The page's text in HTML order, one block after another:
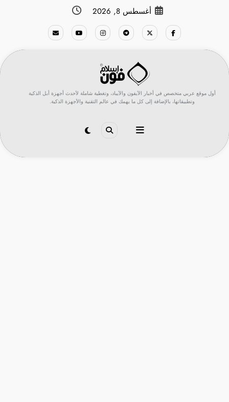
أغسطس 8, 2026
أول موقع عربي متخصص في أخبار الآيفون والآيباد، وتغطية شاملة لأحدث أجهزة أبل الذكية
وتطبيقاتها، بالإضافة إلى كل ما يهمك في عالم التقنية والأجهزة الذكية.